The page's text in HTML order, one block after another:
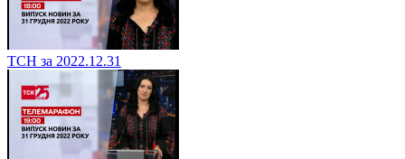
ТСН за 2022.12.31